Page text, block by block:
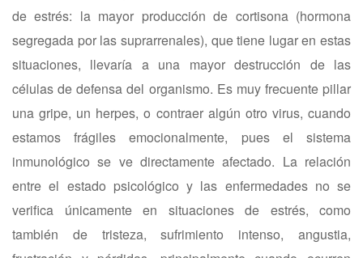
de estrés: la mayor producción de cortisona (hormona
segregada por las suprarrenales), que tiene lugar en estas
situaciones, llevaría a una mayor destrucción de las
células de defensa del organismo. Es muy frecuente pillar
una gripe, un herpes, o contraer algún otro virus, cuando
estamos frágiles emocionalmente, pues el sistema
inmunológico se ve directamente afectado. La relación
entre el estado psicológico y las enfermedades no se
verifica únicamente en situaciones de estrés, como
también de tristeza, sufrimiento intenso, angustia,